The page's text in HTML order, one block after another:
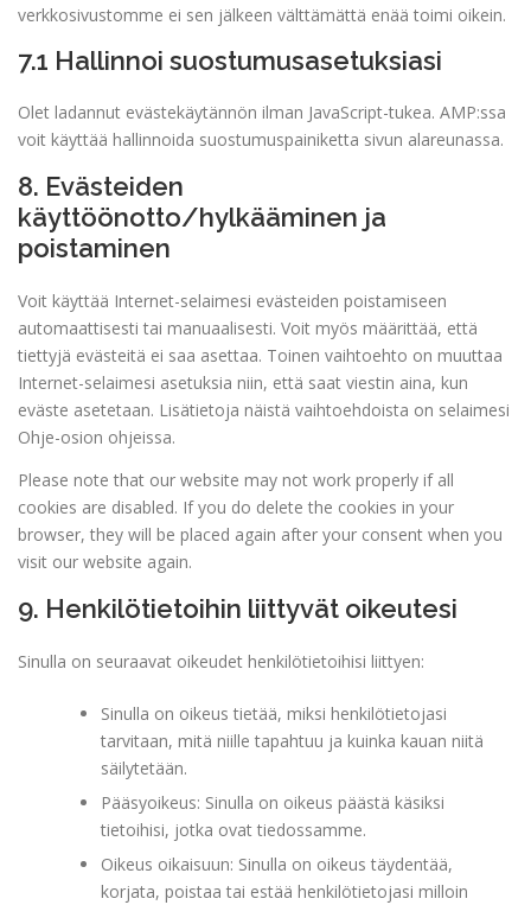
verkkosivustomme ei sen jälkeen välttämättä enää toimi oikein.
7.1 Hallinnoi suostumusasetuksiasi
Olet ladannut evästekäytännön ilman JavaScript-tukea. AMP:ssa
voit käyttää hallinnoida suostumuspainiketta sivun alareunassa.
8. Evästeiden
käyttöönotto/hylkääminen ja
poistaminen
Voit käyttää Internet-selaimesi evästeiden poistamiseen
automaattisesti tai manuaalisesti. Voit myös määrittää, että
tiettyjä evästeitä ei saa asettaa. Toinen vaihtoehto on muuttaa
Internet-selaimesi asetuksia niin, että saat viestin aina, kun
eväste asetetaan. Lisätietoja näistä vaihtoehdoista on selaimesi
Ohje-osion ohjeissa.
Please note that our website may not work properly if all
cookies are disabled. If you do delete the cookies in your
browser, they will be placed again after your consent when you
visit our website again.
9. Henkilötietoihin liittyvät oikeutesi
Sinulla on seuraavat oikeudet henkilötietoihisi liittyen:
Sinulla on oikeus tietää, miksi henkilötietojasi
tarvitaan, mitä niille tapahtuu ja kuinka kauan niitä
säilytetään.
Pääsyoikeus: Sinulla on oikeus päästä käsiksi
tietoihisi, jotka ovat tiedossamme.
Oikeus oikaisuun: Sinulla on oikeus täydentää,
korjata, poistaa tai estää henkilötietojasi milloin